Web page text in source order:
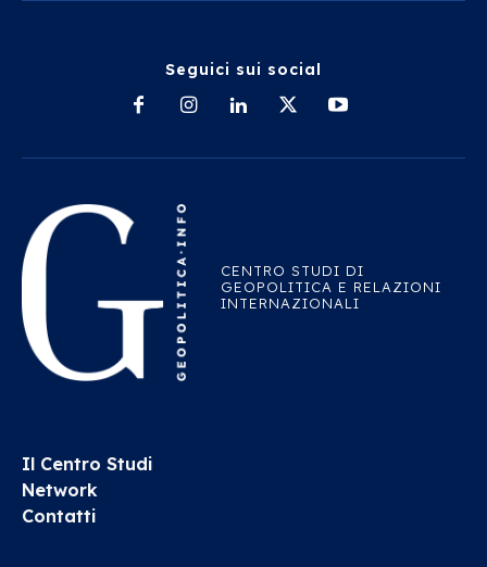
Seguici sui social
CENTRO STUDI DI
GEOPOLITICA E RELAZIONI
INTERNAZIONALI
Il Centro Studi
Network
Contatti